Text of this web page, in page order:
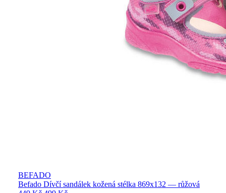
BEFADO
Befado Dívčí sandálek kožená stélka 869x132 — růžová